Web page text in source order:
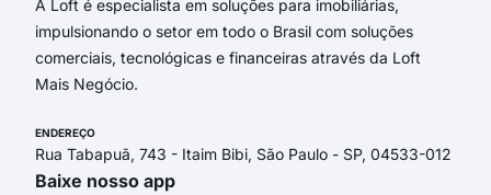
A Loft é especialista em soluções para imobiliárias,
impulsionando o setor em todo o Brasil com soluções
comerciais, tecnológicas e financeiras através da Loft
Mais Negócio.
ENDEREÇO
Rua Tabapuã, 743 - Itaim Bibi, São Paulo - SP, 04533-012
Baixe nosso app